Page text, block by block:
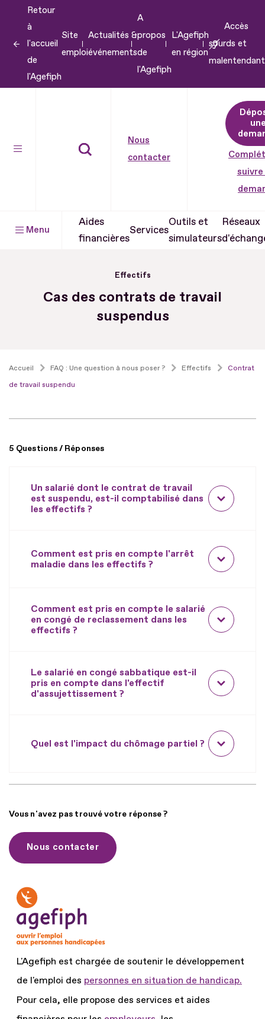
contenu
Retour
à
l'accueil
de
l'Agefiph
Site
emploi
Actualités &
événements
A
propos
de
l'Agefiph
L'Agefiph
en région
Accès
sourds et
Nous
contacter
suivre
Menu
Aides
financières
Services
Outils et
simulateurs
Réseaux
Effectifs
Cas des contrats de travail
suspendus
Accueil FAQ : Une question à nous poser ? Effectifs
Contrat
de travail suspendu
5 Questions / Réponses
Un salarié dont le contrat de travail
est suspendu, est-il comptabilisé dans
les effectifs ?
Comment est pris en compte l'arrêt
maladie dans les effectifs ?
Comment est pris en compte le salarié
en congé de reclassement dans les
effectifs ?
Le salarié en congé sabbatique est-il
pris en compte dans l'effectif
d'assujettissement ?
Quel est l'impact du chômage partiel ?
Vous n'avez pas trouvé votre réponse ?
Nous contacter
L'Agefiph est chargée de soutenir le développement
de l'emploi des personnes en situation de handicap.
Pour cela, elle propose des services et aides